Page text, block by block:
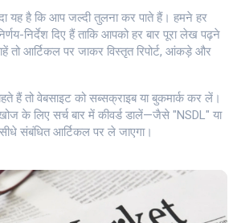
यह है कि आप जल्दी तुलना कर पाते हैं। हमने हर
निर्देश दिए हैं ताकि आपको हर बार पूरा लेख पढ़ने
आर्टिकल पर जाकर विस्तृत रिपोर्ट, आंकड़े और
हैं तो वेबसाइट को सब्सक्राइब या बुकमार्क कर लें।
के लिए सर्च बार में कीवर्ड डालें—जैसे "NSDL" या
संबंधित आर्टिकल पर ले जाएगा।